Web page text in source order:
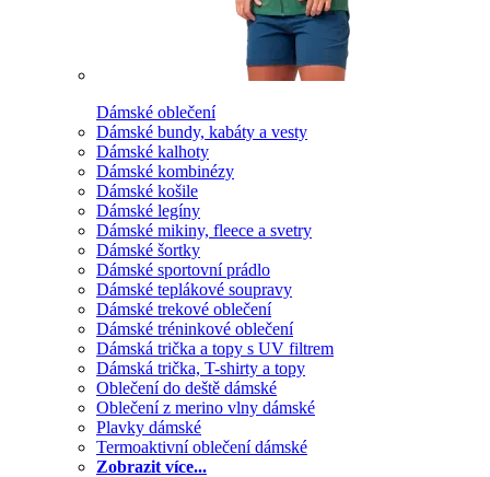
Dámské oblečení
Dámské bundy, kabáty a vesty
Dámské kalhoty
Dámské kombinézy
Dámské košile
Dámské legíny
Dámské mikiny, fleece a svetry
Dámské šortky
Dámské sportovní prádlo
Dámské teplákové soupravy
Dámské trekové oblečení
Dámské tréninkové oblečení
Dámská trička a topy s UV filtrem
Dámská trička, T-shirty a topy
Oblečení do deště dámské
Oblečení z merino vlny dámské
Plavky dámské
Termoaktivní oblečení dámské
Zobrazit více...